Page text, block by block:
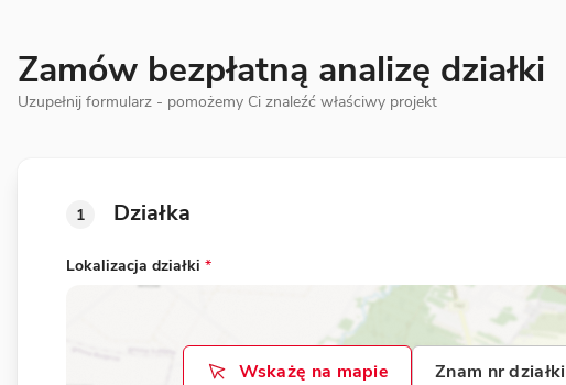
Zamów bezpłatną analizę działki
Uzupełnij formularz - pomożemy Ci znaleźć właściwy projekt
1 Działka
Lokalizacja działki *
Wskażę na mapie Znam nr działki